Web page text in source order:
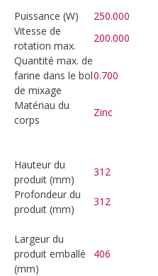
Puissance (W)
250.000
Vitesse de
rotation max.
200.000
Quantité max. de
farine dans le bol
de mixage
0.700
Matériau du
corps
Zinc
Hauteur du
produit (mm)
312
Profondeur du
produit (mm)
312
Largeur du
produit emballé
(mm)
406